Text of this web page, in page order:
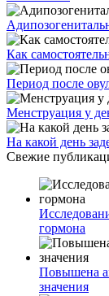
Как
Период после
Менструация у
На какой день
Свежие
гормона
Повышена
значения